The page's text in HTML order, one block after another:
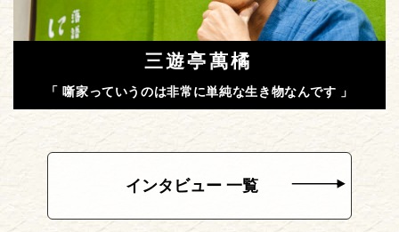
三遊亭萬橘
「 噺家っていうのは非常に単純な生き物なんです 」
インタビュー 一覧